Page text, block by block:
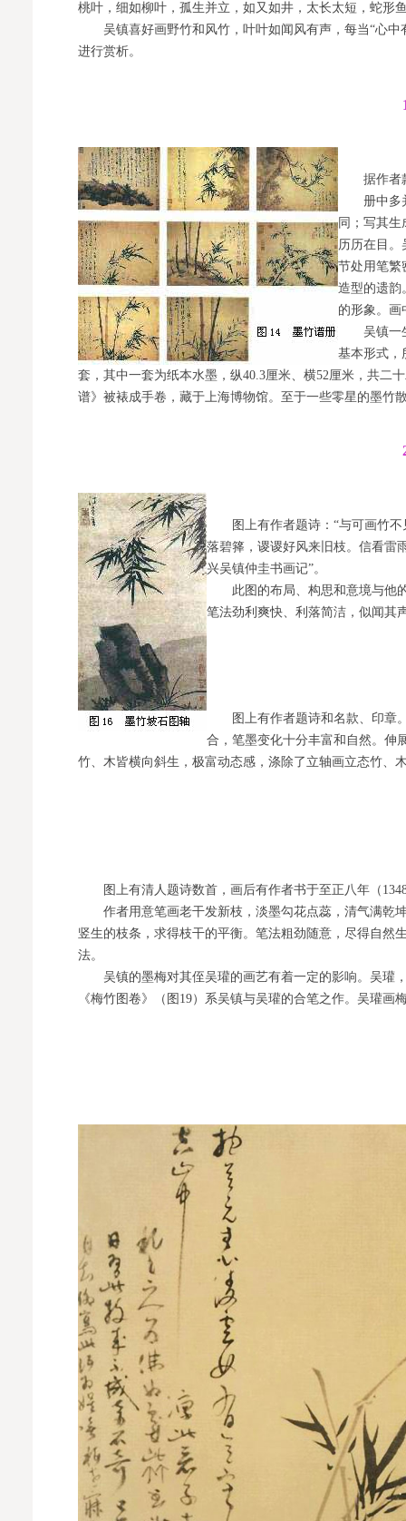
桃叶，细如柳叶，孤生并立，如又如井，太长太短，蛇形
吴镇喜好画野竹和风竹，叶叶如闻风有声，每当“心中
进行赏析。
据作者款
册中多并
同；写其
历历在目。
节处用笔繁
造型的遗韵
的形象。画
吴镇一生
基本形式，
套，其中一套为纸本水墨，纵40.3厘米、横52厘米，共二
谱》被裱成手卷，藏于上海博物馆。至于一些零星的墨竹
图上有作者题诗：“与可画竹不
落碧箨，谡谡好风来旧枝。信看雷
兴吴镇仲圭书画记”。
此图的布局、构思和意境与他的
笔法劲利爽快、利落简洁，似闻其
图上有作者题诗和名款、印章。
合，笔墨变化十分丰富和自然。伸
竹、木皆横向斜生，极富动态感，涤除了立轴画立态竹、
图上有清人题诗数首，画后有作者书于至正八年（
作者用意笔画老干发新枝，淡墨勾花点蕊，清气满乾
竖生的枝条，求得枝干的平衡。笔法粗劲随意，尽得自然
法。
吴镇的墨梅对其侄吴瓘的画艺有着一定的影响。吴瓘
《梅竹图卷》（图19）系吴镇与吴瓘的合笔之作。吴瓘